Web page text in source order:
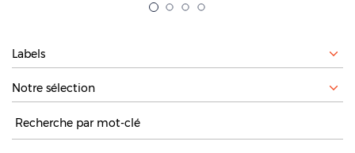
Filtrer par
Recherche :